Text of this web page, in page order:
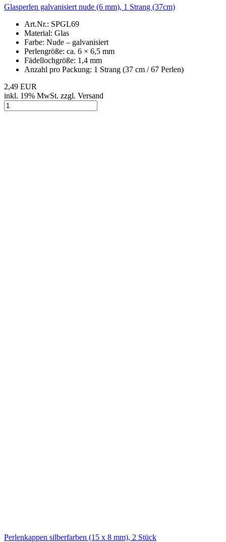
Glasperlen galvanisiert nude (6 mm), 1 Strang (37cm)
Art.Nr.: SPGL69
Material: Glas
Farbe: Nude – galvanisiert
Perlengröße: ca. 6 × 6,5 mm
Fädellochgröße: 1,4 mm
Anzahl pro Packung: 1 Strang (37 cm / 67 Perlen)
2,49 EUR
inkl. 19% MwSt. zzgl. Versand
Perlenkappen silberfarben (15 x 8 mm), 2 Stück